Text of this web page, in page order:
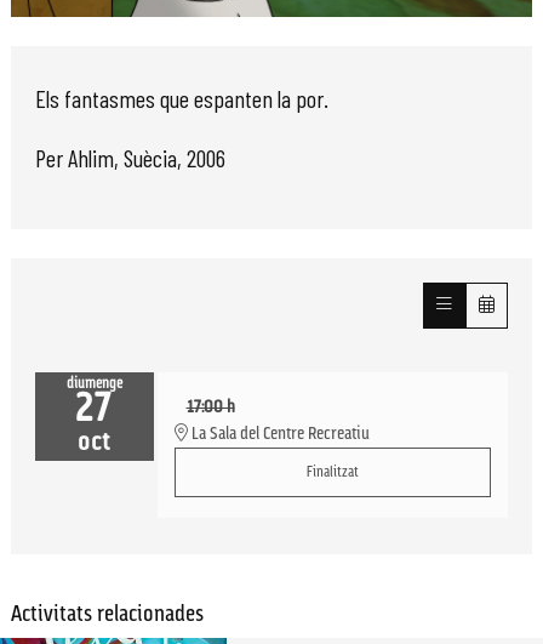
Els fantasmes que espanten la por.
Per Ahlim, Suècia, 2006
diumenge
27
oct
17:00 h
La Sala del Centre Recreatiu
Finalitzat
Activitats relacionades